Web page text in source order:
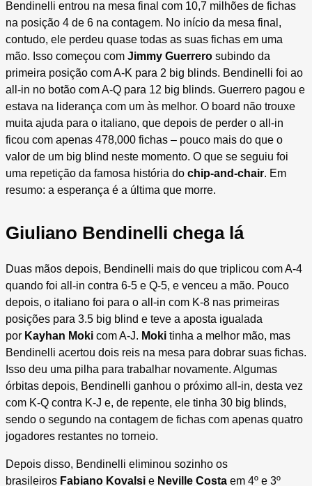
Bendinelli entrou na mesa final com 10,7 milhões de fichas
na posição 4 de 6 na contagem. No início da mesa final,
contudo, ele perdeu quase todas as suas fichas em uma
mão. Isso começou com Jimmy Guerrero subindo da
primeira posição com A-K para 2 big blinds. Bendinelli foi ao
all-in no botão com A-Q para 12 big blinds. Guerrero pagou e
estava na liderança com um às melhor. O board não trouxe
muita ajuda para o italiano, que depois de perder o all-in
ficou com apenas 478,000 fichas – pouco mais do que o
valor de um big blind neste momento. O que se seguiu foi
uma repetição da famosa história do chip-and-chair. Em
resumo: a esperança é a última que morre.
Giuliano Bendinelli chega lá
Duas mãos depois, Bendinelli mais do que triplicou com A-4
quando foi all-in contra 6-5 e Q-5, e venceu a mão. Pouco
depois, o italiano foi para o all-in com K-8 nas primeiras
posições para 3.5 big blind e teve a aposta igualada
por Kayhan Moki com A-J. Moki tinha a melhor mão, mas
Bendinelli acertou dois reis na mesa para dobrar suas fichas.
Isso deu uma pilha para trabalhar novamente. Algumas
órbitas depois, Bendinelli ganhou o próximo all-in, desta vez
com K-Q contra K-J e, de repente, ele tinha 30 big blinds,
sendo o segundo na contagem de fichas com apenas quatro
jogadores restantes no torneio.
Depois disso, Bendinelli eliminou sozinho os
brasileiros Fabiano Kovalsi e Neville Costa em 4º e 3º